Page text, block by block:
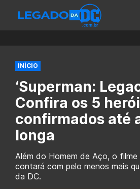
INÍCIO
‘Superman:
Confira os 5
confirmados até
longa
Além do Homem de Aço, o filme
contará com pelo menos mais
da DC.